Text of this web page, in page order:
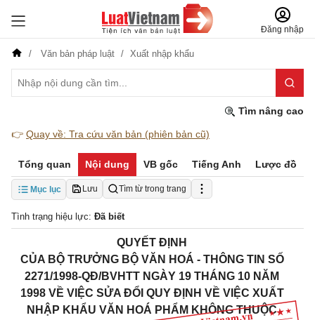
Đăng nhập
Văn bản pháp luật Xuất nhập khẩu
Tìm nâng cao
👉 Quay về: Tra cứu văn bản (phiên bản cũ)
Tổng quan Nội dung VB gốc Tiếng Anh Lược đồ
Mục lục Lưu Tìm từ trong trang
Tình trạng hiệu lực: Đã biết
QUYẾT ĐỊNH
CỦA BỘ TRƯỞNG BỘ VĂN HOÁ - THÔNG TIN SỐ
2271/1998-QĐ/BVHTT NGÀY 19 THÁNG 10 NĂM
1998 VỀ VIỆC SỬA ĐỔI QUY ĐỊNH VỀ VIỆC XUẤT
NHẬP KHẨU VĂN HOÁ PHẨM KHÔNG THUỘC